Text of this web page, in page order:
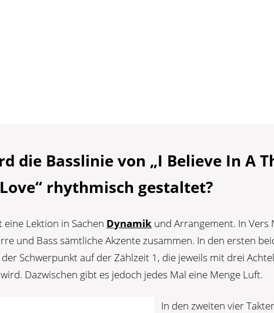
die Basslinie von „I Believe In A
rhythmisch gestaltet?
eine Lektion in Sachen Dynamik und Arrangement. In Vers
und Bass sämtliche Akzente zusammen. In den ersten
Schwerpunkt auf der Zählzeit 1, die jeweils mit drei
Dazwischen gibt es jedoch jedes Mal eine Menge Luft.
In den zweiten vier